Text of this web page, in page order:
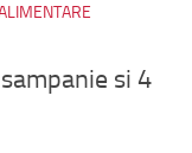
si 4